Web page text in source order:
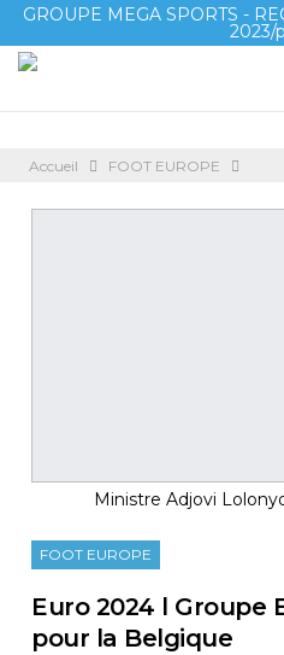
GROUPE MEGA SPORTS -
2023/
Accueil FOOT EUROPE
Ministre Adjovi
FOOT EUROPE
Euro 2024 l Groupe
pour la Belgique